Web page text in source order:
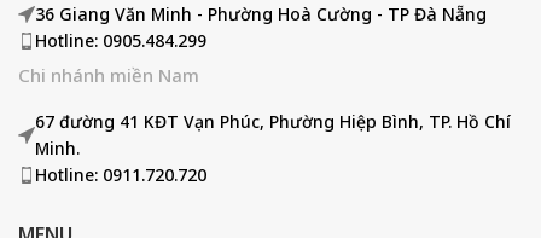
36 Giang Văn Minh - Phường Hoà Cường - TP Đà Nẵng
Hotline: 0905.484.299
Chi nhánh miền Nam
67 đường 41 KĐT Vạn Phúc, Phường Hiệp Bình, TP. Hồ Chí
Minh.
Hotline: 0911.720.720